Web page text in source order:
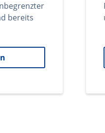
bereits